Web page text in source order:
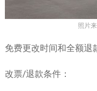
照片
免费更改时间和全额退
改票/退款条件：